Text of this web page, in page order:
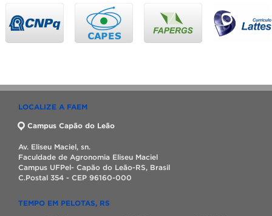
LOCALIZE A FAEM
Campus Capão do Leão
Av. Eliseu Maciel, sn.
Faculdade de Agronomia Eliseu Maciel
Campus UFPel- Capão do Leão-RS, Brasil
C.Postal 354 - CEP 96160-000
TEMPO EM PELOTAS, RS